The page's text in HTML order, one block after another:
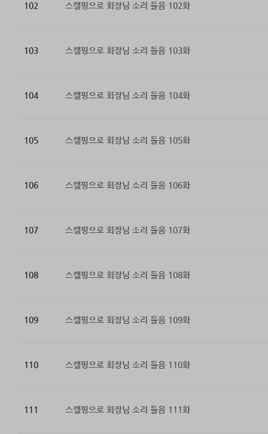
102 스캘핑으로 회장님 소리 들음 102화
103 스캘핑으로 회장님 소리 들음 103화
104 스캘핑으로 회장님 소리 들음 104화
105 스캘핑으로 회장님 소리 들음 105화
106 스캘핑으로 회장님 소리 들음 106화
107 스캘핑으로 회장님 소리 들음 107화
108 스캘핑으로 회장님 소리 들음 108화
109 스캘핑으로 회장님 소리 들음 109화
110 스캘핑으로 회장님 소리 들음 110화
111 스캘핑으로 회장님 소리 들음 111화